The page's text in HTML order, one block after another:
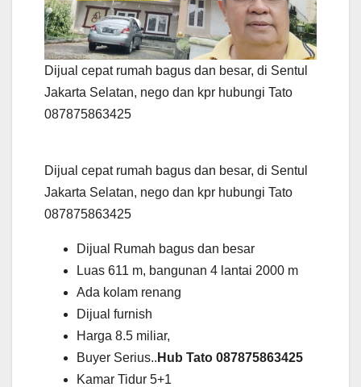
Dijual cepat rumah bagus dan besar, di Sentul
Jakarta Selatan, nego dan kpr hubungi Tato
087875863425
Dijual cepat rumah bagus dan besar, di Sentul
Jakarta Selatan, nego dan kpr hubungi Tato
087875863425
Dijual Rumah bagus dan besar
Luas 611 m, bangunan 4 lantai 2000 m
Ada kolam renang
Dijual furnish
Harga 8.5 miliar,
Buyer Serius.. Hub Tato 087875863425
Kamar Tidur 5+1